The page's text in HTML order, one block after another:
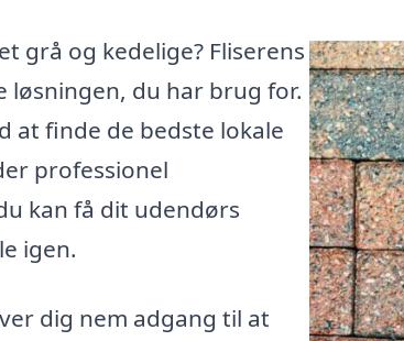
grå og kedelige? Fliserens
løsningen, du har brug for.
at finde de bedste lokale
professionel
kan få dit udendørs
igen.
dig nem adgang til at